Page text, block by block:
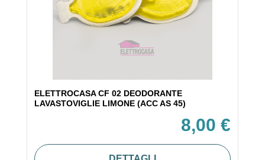
ELETTROCASA CF 02 DEODORANTE
LAVASTOVIGLIE LIMONE (ACC AS 45)
8,00 €